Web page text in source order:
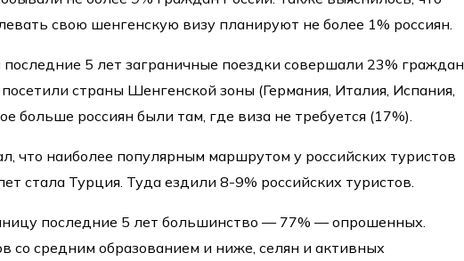
свою шенгенскую визу планируют не более 1% россиян.
последние 5 лет заграничные поездки совершали 23% граждан
страны Шенгенской зоны (Германия, Италия, Испания,
больше россиян были там, где виза не требуется (17%).
что наиболее популярным маршрутом у российских туристов
стала Турция. Туда ездили 8-9% российских туристов.
последние 5 лет большинство — 77% — опрошенных.
со средним образованием и ниже, селян и активных